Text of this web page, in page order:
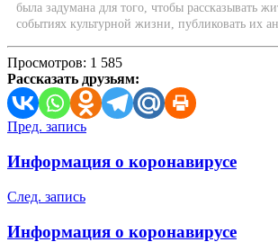
была задумана для того, чтобы рассказывать
событиях культурной жизни, публиковать их
Просмотров: 1 585
Рассказать друзьям:
Навигация
по
записям
Пред. запись
Информация о коронавирусе
След. запись
Информация о коронавирусе